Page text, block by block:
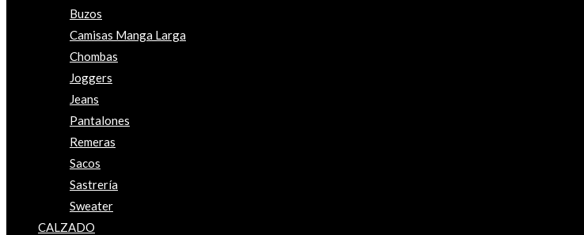
Buzos
Camisas Manga Larga
Chombas
Joggers
Jeans
Pantalones
Remeras
Sacos
Sastrería
Sweater
CALZADO